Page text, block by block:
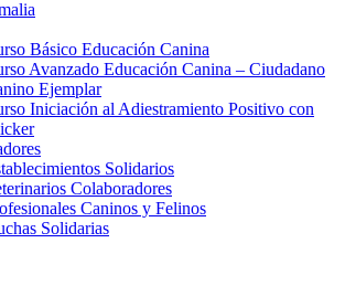
Básico Educación Canina
Avanzado Educación Canina – Ciudadano
Ejemplar
Iniciación al Adiestramiento Positivo con
Solidarios
Colaboradores
Caninos y Felinos
Solidarias